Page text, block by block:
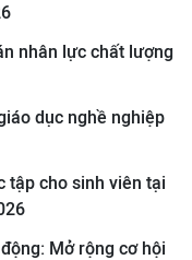
nhân lực chất lượng
dục nghề nghiệp
tập cho sinh viên tại
Mở rộng cơ hội